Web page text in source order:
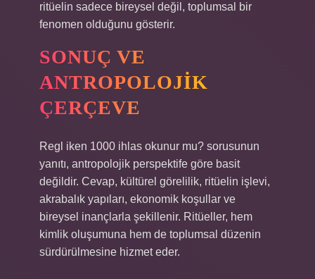
ritüelin sadece bireysel değil, toplumsal bir
fenomen olduğunu gösterir.
SONUÇ VE
ANTROPOLOJIK
ÇERÇEVE
Regl iken 1000 ihlas okunur mu? sorusunun
yanıtı, antropolojik perspektife göre basit
değildir. Cevap, kültürel görelilik, ritüelin işlevi,
akrabalık yapıları, ekonomik koşullar ve
bireysel inançlarla şekillenir. Ritüeller, hem
kimlik oluşumuna hem de toplumsal düzenin
sürdürülmesine hizmet eder.